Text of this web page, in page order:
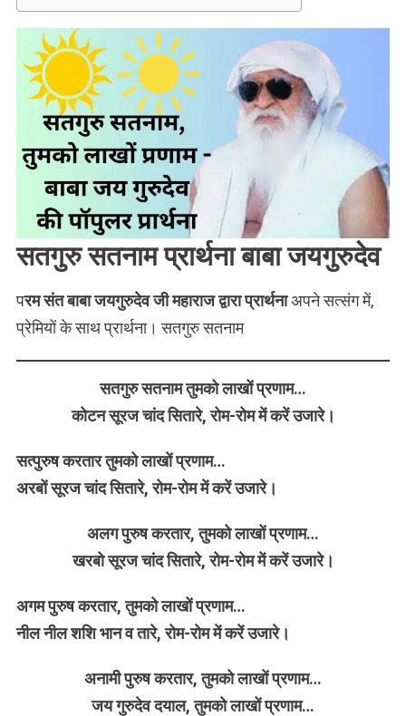
सतगुरु सतनाम प्रार्थना बाबा जयगुरुदेव
परम संत बाबा जयगुरुदेव जी महाराज द्वारा प्रार्थनाअपने सत्संग में,
प्रेमियों के साथ प्रार्थना। सतगुरु सतनाम
सतगुरु सतनाम तुमको लाखों प्रणाम…
कोटन सूरज चांद सितारे, रोम-रोम में करें उजारे।
सत्पुरुष करतार तुमको लाखों प्रणाम…
अरबों सूरज चांद सितारे, रोम-रोम में करें उजारे।
अलग पुरुष करतार, तुमको लाखों प्रणाम…
खरबो सूरज चांद सितारे, रोम-रोम में करें उजारे।
अगम पुरुष करतार, तुमको लाखों प्रणाम…
नील नील शशि भान व तारे, रोम-रोम में करें उजारे।
अनामी पुरुष करतार, तुमको लाखों प्रणाम…
जय गुरुदेव दयाल, तुमको लाखों प्रणाम…